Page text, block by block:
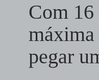
Com 16
máxima
pegar